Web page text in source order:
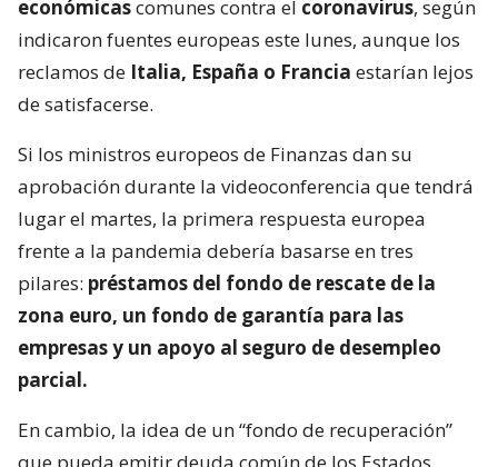
económicascomunes contra el coronavirus, según
indicaron fuentes europeas este lunes, aunque los
reclamos de Italia, España o Francia estarían lejos
de satisfacerse.
Si los ministros europeos de Finanzas dan su
aprobación durante la videoconferencia que tendrá
lugar el martes, la primera respuesta europea
frente a la pandemia debería basarse en tres
pilares: préstamos del fondo de rescate de la
zona euro, un fondo de garantía para las
empresas y un apoyo al seguro de desempleo
parcial.
En cambio, la idea de un “fondo de recuperación”
que pueda emitir deuda común de los Estados